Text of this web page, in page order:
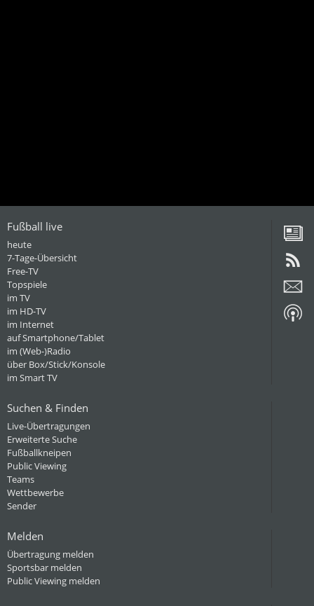
Fußball live
heute
7-Tage-Übersicht
Free-TV
Topspiele
im TV
im HD-TV
im Internet
auf Smartphone/Tablet
im (Web-)Radio
über Box/Stick/Konsole
im Smart TV
Suchen & Finden
Live-Übertragungen
Erweiterte Suche
Fußballkneipen
Public Viewing
Teams
Wettbewerbe
Sender
Melden
Übertragung melden
Sportsbar melden
Public Viewing melden